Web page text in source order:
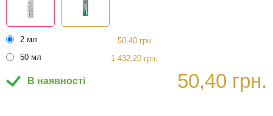
2 мл
50,40 грн.
50 мл
1 432,20 грн.
В наявності 50,40 грн.